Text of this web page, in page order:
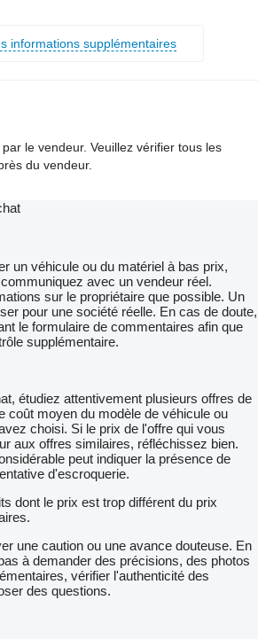
informations supplémentaires
le vendeur. Veuillez vérifier tous les
du vendeur.
un véhicule ou du matériel à bas prix,
avec un vendeur réel.
sur le propriétaire que possible. Un
pour une société réelle. En cas de doute,
le formulaire de commentaires afin que
supplémentaire.
étudiez attentivement plusieurs offres de
coût moyen du modèle de véhicule ou
choisi. Si le prix de l'offre qui vous
aux offres similaires, réfléchissez bien.
peut indiquer la présence de
d'escroquerie.
dont le prix est trop différent du prix
une caution ou une avance douteuse. En
à demander des précisions, des photos
vérifier l'authenticité des
des questions.